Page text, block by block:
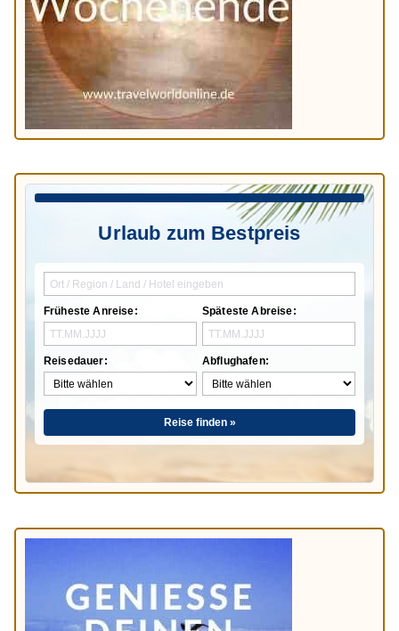
Urlaub zum Bestpreis
Früheste Anreise:
Reisedauer:
Späteste Abreise:
Abflughafen:
Reise finden »